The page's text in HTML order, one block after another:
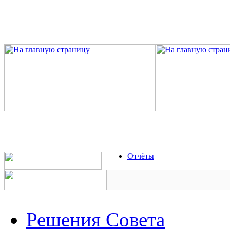
Отчёты
Решения Совета